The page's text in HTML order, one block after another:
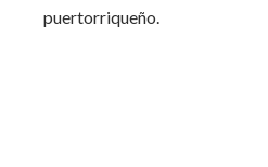
puertorriqueño.